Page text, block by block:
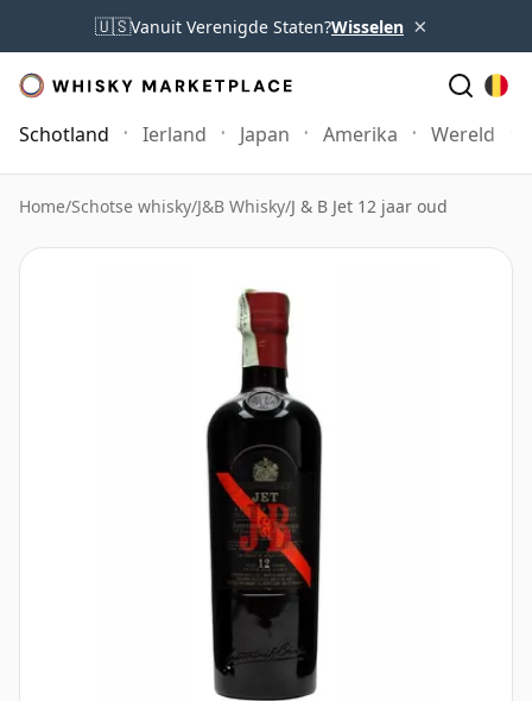
🇺🇸Vanuit Verenigde Staten?Wisselen ×
Schotland Ierland Japan Amerika Wereld
Home/Schotse whisky/J&B Whisky/J & B Jet 12 jaar oud